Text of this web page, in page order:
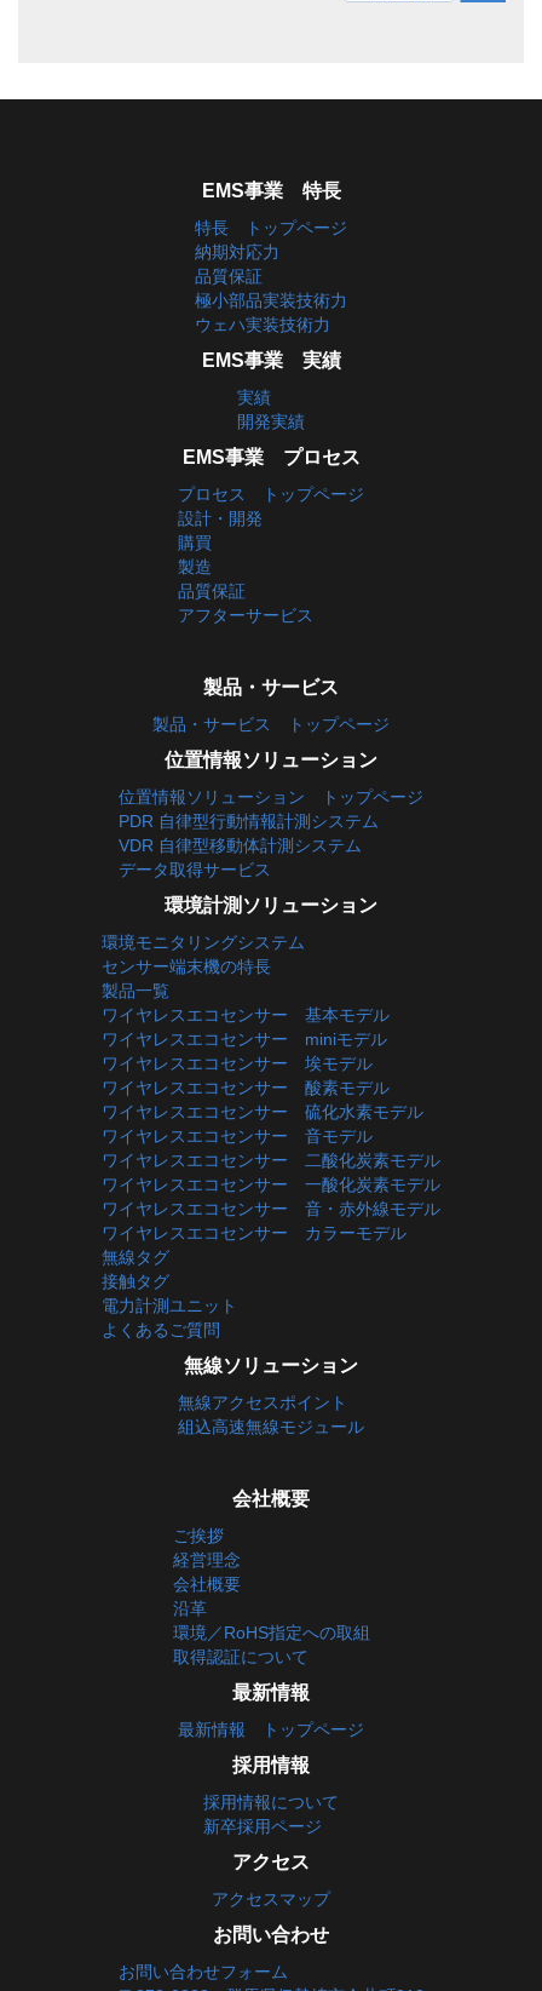
EMS事業 特長
特長 トップページ
納期対応力
品質保証
極小部品実装技術力
ウェハ実装技術力
EMS事業 実績
実績
開発実績
EMS事業 プロセス
プロセス トップページ
設計・開発
購買
製造
品質保証
アフターサービス
製品・サービス
製品・サービス トップページ
位置情報ソリューション
位置情報ソリューション トップページ
PDR 自律型行動情報計測システム
VDR 自律型移動体計測システム
データ取得サービス
環境計測ソリューション
環境モニタリングシステム
センサー端末機の特長
製品一覧
ワイヤレスエコセンサー 基本モデル
ワイヤレスエコセンサー miniモデル
ワイヤレスエコセンサー 埃モデル
ワイヤレスエコセンサー 酸素モデル
ワイヤレスエコセンサー 硫化水素モデル
ワイヤレスエコセンサー 音モデル
ワイヤレスエコセンサー 二酸化炭素モデル
ワイヤレスエコセンサー 一酸化炭素モデル
ワイヤレスエコセンサー 音・赤外線モデル
ワイヤレスエコセンサー カラーモデル
無線タグ
接触タグ
電力計測ユニット
よくあるご質問
無線ソリューション
無線アクセスポイント
組込高速無線モジュール
会社概要
ご挨拶
経営理念
会社概要
沿革
環境／RoHS指定への取組
取得認証について
最新情報
最新情報 トップページ
採用情報
採用情報について
新卒採用ページ
アクセス
アクセスマップ
お問い合わせ
お問い合わせフォーム